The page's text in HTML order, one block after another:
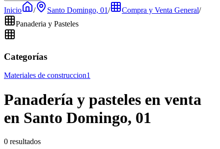
Inicio
/ Santo Domingo, 01/ Compra y Venta General/
Panaderia y Pasteles
Categorías
Materiales de construccion1
Panadería y pasteles en venta
en Santo Domingo, 01
0 resultados